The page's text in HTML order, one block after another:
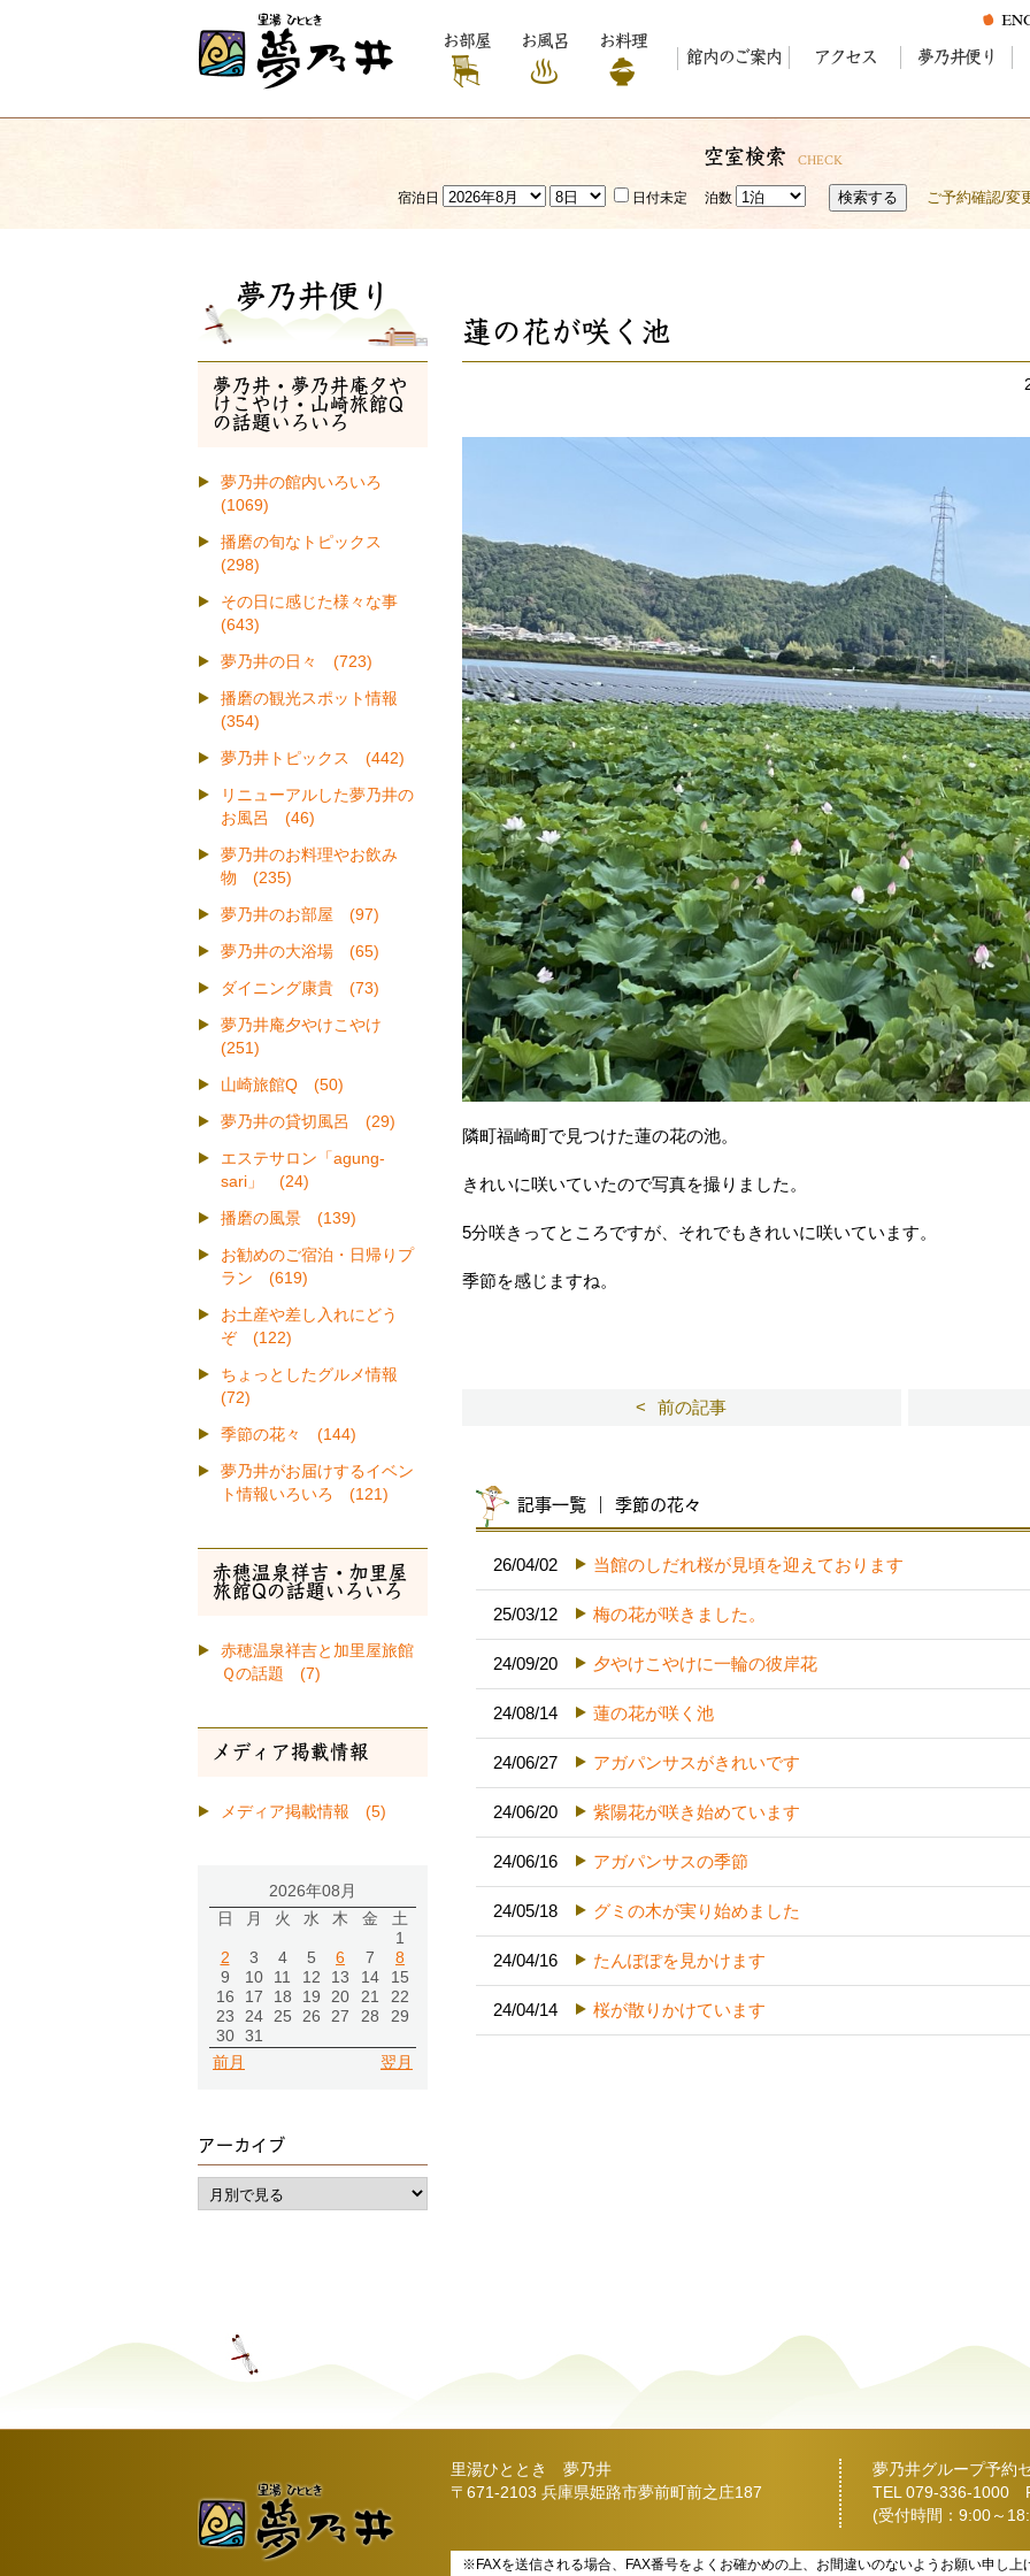
お部屋 お風呂
お料理
館内のご案内
アクセス 夢乃井便り
空室検索 CHECK
宿泊日 日付未定 泊数 検索する ご予約確認/変
夢乃井便り
蓮の花が咲く池
隣町福崎町で見つけた蓮の花の池。
きれいに咲いていたので写真を撮りました。
5分咲きってところですが、それでもきれいに咲いています。
季節を感じますね。
前の記事
記事一覧 ｜ 季節の花々
26/04/02 当館のしだれ桜が見頃を迎えております
25/03/12 梅の花が咲きました。
24/09/20 夕やけこやけに一輪の彼岸花
24/08/14 蓮の花が咲く池
24/06/27 アガパンサスがきれいです
24/06/20 紫陽花が咲き始めています
24/06/16 アガパンサスの季節
24/05/18 グミの木が実り始めました
24/04/16 たんぽぽを見かけます
24/04/14 桜が散りかけています
夢乃井・夢乃井庵夕や
けこやけ・山崎旅館Q
の話題いろいろ
夢乃井の館内いろいろ
(1069)
播磨の旬なトピックス
(298)
その日に感じた様々な事
(643)
夢乃井の日々 (723)
播磨の観光スポット情報
(354)
夢乃井トピックス (442)
リニューアルした夢乃井の
お風呂 (46)
夢乃井のお料理やお飲み
物 (235)
夢乃井のお部屋 (97)
夢乃井の大浴場 (65)
ダイニング康貴 (73)
夢乃井庵夕やけこやけ
(251)
山崎旅館Q (50)
夢乃井の貸切風呂 (29)
エステサロン「agung-
sari」 (24)
播磨の風景 (139)
お勧めのご宿泊・日帰りプ
ラン (619)
お土産や差し入れにどう
ぞ (122)
ちょっとしたグルメ情報
(72)
季節の花々 (144)
夢乃井がお届けするイベン
ト情報いろいろ (121)
赤穂温泉祥吉・加里屋
旅館Qの話題いろいろ
赤穂温泉祥吉と加里屋旅館
Ｑの話題 (7)
メディア掲載情報
メディア掲載情報 (5)
2026年08月
日
月 火 水 木 金
土
1
2
3 4 5 6 7
8
9
10 11 12 13 14
15
16
17 18 19 20 21
22
23
24 25 26 27 28
29
30
31
前月
翌月
アーカイブ
里湯ひととき 夢乃井
〒671-2103 兵庫県姫路市夢前町前之庄187
夢乃井グループ予約
TEL079-336-1000
(受付時間：9:00～
※FAXを送信される場合、FAX番号をよくお確かめの上、お間違いのないようお願い申し上